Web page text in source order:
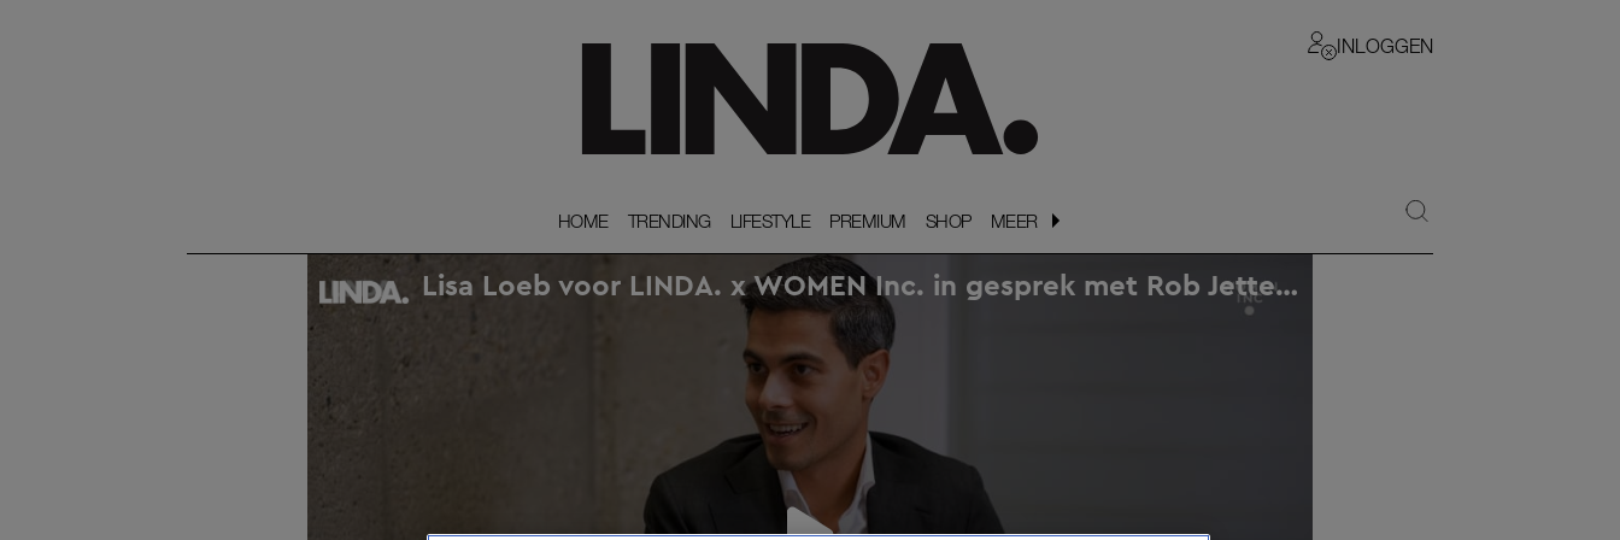
INLOGGEN
HOME
HOME TRENDING
TRENDING LIFESTYLE
LIFESTYLE PREMIUM
PREMIUM SHOP
SHOP MEER
MEER